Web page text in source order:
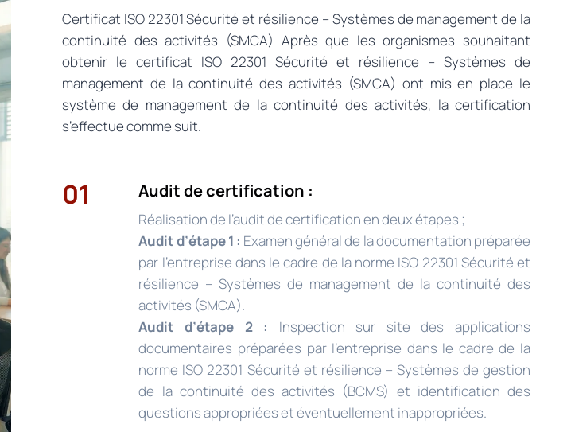
Certificat ISO 22301 Sécurité et résilience – Systèmes de management de la
continuité des activités (SMCA) Après que les organismes souhaitant
obtenir le certificat ISO 22301 Sécurité et résilience – Systèmes de
management de la continuité des activités (SMCA) ont mis en place le
système de management de la continuité des activités, la certification
s’effectue comme suit.
01 Audit de certification :
Réalisation de l’audit de certification en deux étapes ;
Audit d’étape 1 : Examen général de la documentation préparée
par l’entreprise dans le cadre de la norme ISO 22301 Sécurité et
résilience – Systèmes de management de la continuité des
activités (SMCA).
Audit d’étape 2 : Inspection sur site des applications
documentaires préparées par l’entreprise dans le cadre de la
norme ISO 22301 Sécurité et résilience – Systèmes de gestion
de la continuité des activités (BCMS) et identification des
questions appropriées et éventuellement inappropriées.